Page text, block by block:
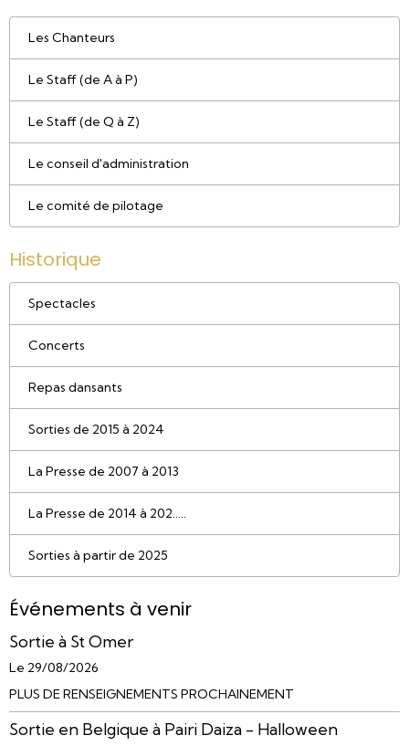
Les Chanteurs
Le Staff (de A à P)
Le Staff (de Q à Z)
Le conseil d'administration
Le comité de pilotage
Historique
Spectacles
Concerts
Repas dansants
Sorties de 2015 à 2024
La Presse de 2007 à 2013
La Presse de 2014 à 202.....
Sorties à partir de 2025
Événements à venir
Sortie à St Omer
Le 29/08/2026
PLUS DE RENSEIGNEMENTS PROCHAINEMENT
Sortie en Belgique à Pairi Daiza - Halloween